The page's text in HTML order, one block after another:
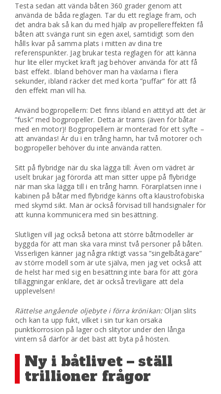
Testa sedan att vända båten 360 grader genom att
använda de båda reglagen. Tar du ett reglage fram, och
det andra bak så kan du med hjälp av propellereffekten få
båten att svänga runt sin egen axel, samtidigt som den
hålls kvar på samma plats i mitten av dina tre
referenspunkter. Jag brukar testa reglagen för att känna
hur lite eller mycket kraft jag behöver använda för att få
bäst effekt. Ibland behöver man ha växlarna i flera
sekunder, ibland räcker det med korta ”puffar” för att få
den effekt man vill ha.
Använd bogpropellern: Det finns ibland en attityd att det är
”fusk” med bogpropeller. Detta är trams (även för båtar
med en motor)! Bogpropellern är monterad för ett syfte –
att användas! Är du i en trång hamn, har två motorer och
bogpropeller behöver du inte använda ratten.
Sitt på flybridge när du ska lägga till: Även om vädret är
uselt brukar jag förorda att man sitter uppe på flybridge
när man ska lägga till i en trång hamn. Förarplatsen inne i
kabinen på båtar med flybridge känns ofta klaustrofobiska
med skymd sikt. Man är också förvisad till handsignaler för
att kunna kommunicera med sin besättning.
Slutligen vill jag också betona att större båtmodeller är
byggda för att man ska vara minst två personer på båten.
Visserligen känner jag några riktigt vassa ”singelbåtägare”
av större modell som är ute själva, men jag vet också att
de helst har med sig en besättning inte bara för att göra
tilläggningar enklare, det är också trevligare att dela
upplevelsen!
Rättelse angående oljebyte i förra krönikan:Oljan slits
och kan ta upp fukt, vilket i sin tur kan orsaka
punktkorrosion på lager och slitytor under den långa
vintern så därför är det bäst att byta på hösten.
Ny i båtlivet – ställ
trillioner frågor